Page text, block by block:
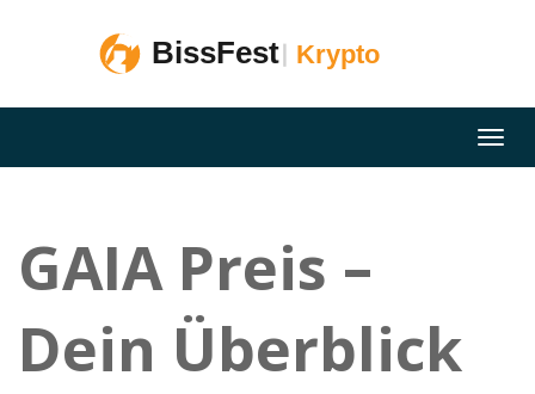
GAIA Preis –
Dein Überblick